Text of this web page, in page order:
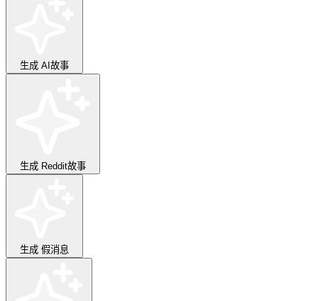
生成 AI故事
生成 Reddit故事
生成 假消息